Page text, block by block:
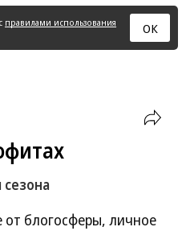
правилами использования
ОК
блогосферы, личное